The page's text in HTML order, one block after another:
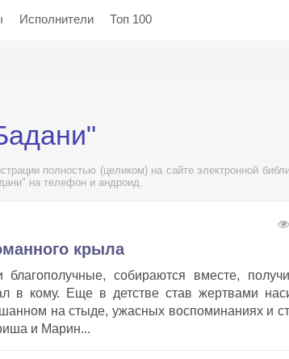
Исполнители Топ 100
полностью (целиком) на сайте электронной
на телефон и андроид.
крыла
собираются вместе,
в кому. Еще в детстве став жертвами
на стыде, ужасных воспоминаниях и
и Марин...